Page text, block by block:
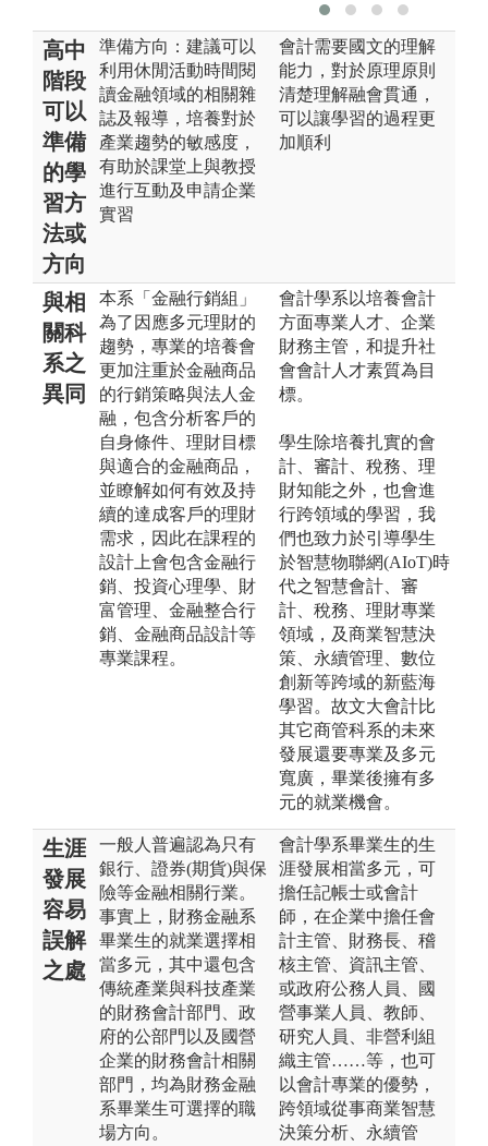
高中
階段
可以
準備
的學
習方
法或
方向
準備方向：建議可以
利用休閒活動時間閱
讀金融領域的相關雜
誌及報導，培養對於
產業趨勢的敏感度，
有助於課堂上與教授
進行互動及申請企業
實習
會計需要國文的理解
能力，對於原理原則
清楚理解融會貫通，
可以讓學習的過程更
加順利
與相
關科
系之
異同
本系「金融行銷組」
為了因應多元理財的
趨勢，專業的培養會
更加注重於金融商品
的行銷策略與法人金
融，包含分析客戶的
自身條件、理財目標
與適合的金融商品，
並瞭解如何有效及持
續的達成客戶的理財
需求，因此在課程的
設計上會包含金融行
銷、投資心理學、財
富管理、金融整合行
銷、金融商品設計等
專業課程。
會計學系以培養會計
方面專業人才、企業
財務主管，和提升社
會會計人才素質為目
標。
學生除培養扎實的會
計、審計、稅務、理
財知能之外，也會進
行跨領域的學習，我
們也致力於引導學生
於智慧物聯網(AIoT)時
代之智慧會計、審
計、稅務、理財專業
領域，及商業智慧決
策、永續管理、數位
創新等跨域的新藍海
學習。故文大會計比
其它商管科系的未來
發展還要專業及多元
寬廣，畢業後擁有多
元的就業機會。
生涯
發展
容易
誤解
之處
一般人普遍認為只有
銀行、證券(期貨)與保
險等金融相關行業。
事實上，財務金融系
畢業生的就業選擇相
當多元，其中還包含
傳統產業與科技產業
的財務會計部門、政
府的公部門以及國營
企業的財務會計相關
部門，均為財務金融
系畢業生可選擇的職
場方向。
會計學系畢業生的生
涯發展相當多元，可
擔任記帳士或會計
師，在企業中擔任會
計主管、財務長、稽
核主管、資訊主管、
或政府公務人員、國
營事業人員、教師、
研究人員、非營利組
織主管……等，也可
以會計專業的優勢，
跨領域從事商業智慧
決策分析、永續管